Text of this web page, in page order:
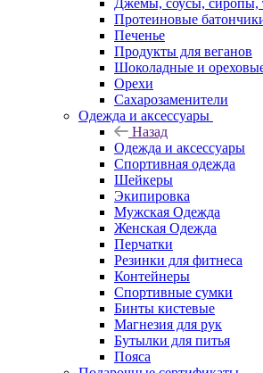
Джемы, соусы, сиропы,
Протеиновые
Печенье
Продукты для веганов
Шоколадные и
Орехи
Сахарозаменители
Одежда и аксессуары
Назад
Одежда и аксессуары
Спортивная одежда
Шейкеры
Экипировка
Мужская Одежда
Женская Одежда
Перчатки
Резинки для фитнеса
Контейнеры
Спортивные сумки
Бинты кистевые
Магнезия для рук
Бутылки для питья
Пояса